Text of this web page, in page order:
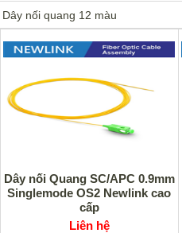
Dây nối quang 12 màu
Dây nối Quang SC/APC 0.9mm
Singlemode OS2 Newlink cao
cấp
Liên hệ